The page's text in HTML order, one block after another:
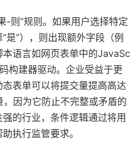
-则”规则。如果用户选择特定
是”），则出现额外字段（例
语言如网页表单中的JavaSc
构建器驱动。企业受益于更
表单可以将提交量提高高达
因为它防止不完整或矛盾的
的行业，条件逻辑通过将用
执行监管要求。